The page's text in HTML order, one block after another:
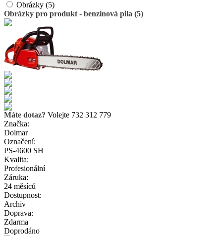
Obrázky (5)
Obrázky pro produkt - benzinová pila (5)
Máte dotaz? Volejte 732 312 779
Značka:
Dolmar
Označení:
PS-4600 SH
Kvalita:
Profesionální
Záruka:
24 měsíců
Dostupnost:
Archiv
Doprava:
Zdarma
Doprodáno